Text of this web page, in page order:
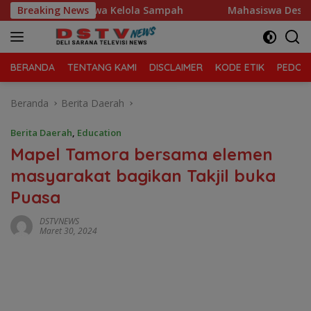
Langsung
ke
konten
Breaking News
Morawa Kelola Sampah Mahasiswa Desak Polda
BERANDA TENTANG KAMI DISCLAIMER KODE ETIK
Beranda Berita Daerah
Berita Daerah, Education
Mapel Tamora bersama elemen
masyarakat bagikan Takjil buka
Puasa
DSTVNEWS
Maret 30, 2024